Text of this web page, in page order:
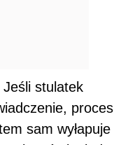
Jeśli stulatek
proces
sam wyłapuje